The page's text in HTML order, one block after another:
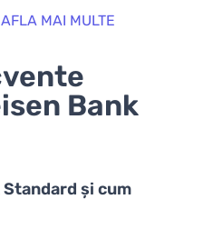
MAI MULTE
Bank
și cum